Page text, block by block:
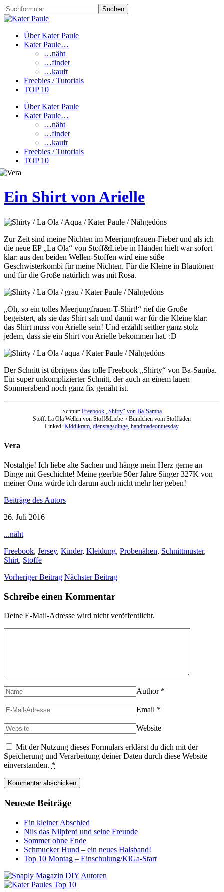
Über Kater Paule
Kater Paule…
…näht
…findet
…kauft
Freebies / Tutorials
TOP 10
Über Kater Paule
Kater Paule…
…näht
…findet
…kauft
Freebies / Tutorials
TOP 10
Ein Shirt von Arielle
Zur Zeit sind meine Nichten im Meerjungfrauen-Fieber und als ich
die neue EP „La Ola“ von Stoff&Liebe in Händen hielt war sofort
klar: aus den beiden Wellen-Stoffen wird eine süße
Geschwisterkombi für meine Nichten. Für die Kleine in Blautönen
und für die Große natürlich was mit Rosa.
„Oh, so ein tolles Meerjungfrauen-T-Shirt!“ rief die Große
begeistert, als sie das Shirt sah und damit war für die Kleine klar:
das Shirt muss von Arielle sein! Und erzählt seither ganz stolz
jedem, dass sie ein Shirt von Arielle bekommen hat. :D
Der Schnitt ist übrigens das tolle Freebook „Shirty“ von Ba-Samba.
Ein super unkomplizierter Schnitt, der auch an einem lauen
Sommerabend noch ganz fix genäht ist.
Schnitt: Freebook „Shirty“ von Ba-Samba
Stoff: La Ola Wellen von Stoff&Liebe / Bündchen vom Stoffladen
Linked: Kiddikram, dienstagsdinge, handmadeontuesday
Vera
Nostalgie! Ich liebe alte Sachen und hänge mein Herz gerne an
Dinge mit Geschichte! Meine geerbte 50er Jahre Singer 327K von
meiner Oma würde ich darum auch nicht mehr her geben!
Beiträge des Autors
26. Juli 2016
...näht
Freebook, Jersey, Kinder, Kleidung, Probenähen, Schnittmuster,
Shirt, Stoffe
Vorheriger Beitrag Nächster Beitrag
Schreibe einen Kommentar
Deine E-Mail-Adresse wird nicht veröffentlicht.
Author *
Email *
Website
Mit der Nutzung dieses Formulars erklärst du dich mit der
Speicherung und Verarbeitung deiner Daten durch diese Website
einverstanden. *
Neueste Beiträge
Ein kleiner Abschied
Nils das Nilpferd und seine Freunde
Sommer ohne Ende
Schmucker Hund – ein neues Halsband!
Top 10 Montag – Einschulung/KiGa-Start